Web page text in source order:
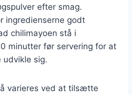
efter smag.
ingredienserne godt
chilimayoen stå i
minutter før servering for at
udvikle sig.
varieres ved at tilsætte